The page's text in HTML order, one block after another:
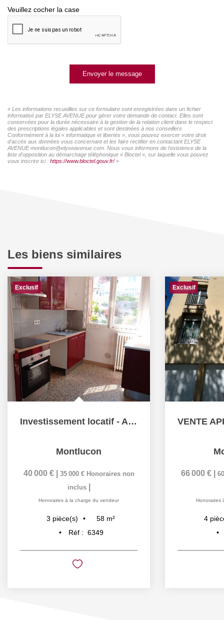
Veuillez cocher la case
Envoyer le message
« Les informations recueillies sur ce formulaire sont enregistrées dans un fichier
informatisé par ELYSE AVENUE pour gérer votre demande de contact. Elles sont
conservées pour la durée nécessaire à la gestion de la relation client dans le respect
des prescriptions légales applicables et sont destinées à nos conseillers
Conformément à la loi « informatique et libertés », vous pouvez exercer votre droit
d'accès aux données vous concernant et les faire rectifier en contactant ELYSE
AVENUE montlucon@elyseavenue.com. Nous vous informons de l'existence de la
liste d'opposition au démarchage téléphonique « Bloctel », sur laquelle vous pouvez
vous inscrire ici : https://www.bloctel.gouv.fr/»
Les biens similaires
Exclusif
Investissement locatif - Appartement loué
Montlucon
40 000 € 35 000 € Honoraires non
inclus
Honoraires à la charge du vendeur
3 pièce(s) 58 m²
Réf : 6349
Exclusif
66 000 €
Honoraires
4